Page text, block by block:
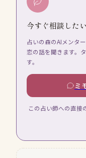
今すぐ相談した
占いの森のAIメンタ
恋の話を聞きます。
す。
ミ
この占い師への直接